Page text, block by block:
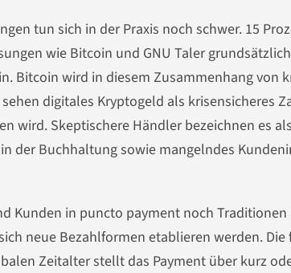
tun sich in der Praxis noch schwer. 15
wie Bitcoin und GNU Taler
Bitcoin wird in diesem Zusammenhang von
digitales Kryptogeld als krisensicheres
wird. Skeptischere Händler bezeichnen es
der Buchhaltung sowie mangelndes
Kunden in puncto payment noch
neue Bezahlformen etablieren werden.
Zeitalter stellt das Payment über kurz